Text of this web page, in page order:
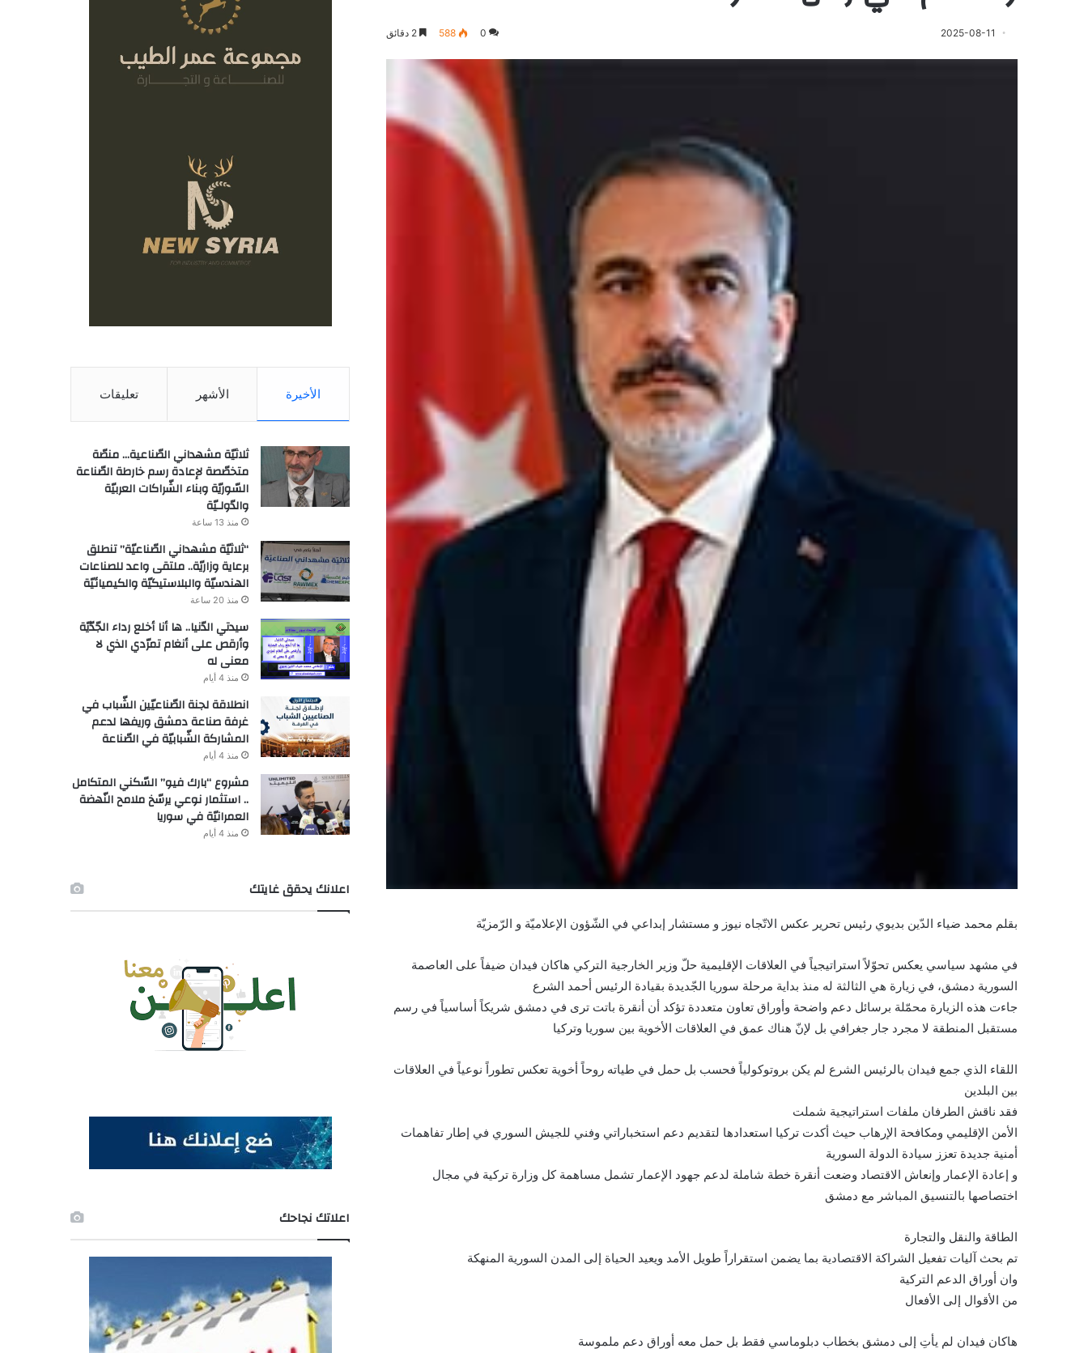
2025-08-11
0
588
بقلم محمد ضياء الدّين بديوي رئيس تحرير عكس الاتّجاه نيوز و مستشار إبداعي في الشّؤون الإعلاميّة و الرّمزيّة
في مشهد سياسي يعكس تحوّلاً استراتيجياً في العلاقات الإقليمية حلّ وزير الخارجية التركي هاكان فيدان ضيفاً على العاصمة
السورية دمشق، في زيارة هي الثالثة له منذ بداية مرحلة سوريا الجّديدة بقيادة الرئيس أحمد الشرع
جاءت هذه الزيارة محمّلة برسائل دعم واضحة وأوراق تعاون متعددة تؤكد أن أنقرة باتت ترى في دمشق شريكاً أساسياً في رسم
مستقبل المنطقة لا مجرد جار جغرافي بل لإنّ هناك عمق في العلاقات الأخوية بين سوريا وتركيا
اللقاء الذي جمع فيدان بالرئيس الشرع لم يكن بروتوكولياً فحسب بل حمل في طياته روحاً أخوية تعكس تطوراً نوعياً في العلاقات
بين البلدين
فقد ناقش الطرفان ملفات استراتيجية شملت
الأمن الإقليمي ومكافحة الإرهاب حيث أكدت تركيا استعدادها لتقديم دعم استخباراتي وفني للجيش السوري في إطار تفاهمات
أمنية جديدة تعزز سيادة الدولة السورية
و إعادة الإعمار وإنعاش الاقتصاد وضعت أنقرة خطة شاملة لدعم جهود الإعمار تشمل مساهمة كل وزارة تركية في مجال
اختصاصها بالتنسيق المباشر مع دمشق
الطاقة والنقل والتجارة
تم بحث آليات تفعيل الشراكة الاقتصادية بما يضمن استقراراً طويل الأمد ويعيد الحياة إلى المدن السورية المنهكة
وان أوراق الدعم التركية
من الأقوال إلى الأفعال
هاكان فيدان لم يأتِ إلى دمشق بخطاب دبلوماسي فقط بل حمل معه أوراق دعم ملموسة
الأخيرة الأشهر تعليقات
ثلاثيّة مشهداني الصّناعية… منصّة
متخصّصة لإعادة رسم خارطة الصّناعة
السّوريّة وبناء الشّراكات العربيّة
والدّولـيّة
منذ 13 ساعة
“ثلاثيّة مشهداني الصّناعيّة” تنطلق
برعاية وزاريّة.. ملتقى واعد للصناعات
الهندسيّة والبلاستيكيّة والكيميائيّة
منذ 20 ساعة
سيدتي الدّنيا.. ها أنا أخلع رداء الجّدّيّة
وأرقص على أنغام تمرّدي الذي لا
معنى له
منذ 4 أيام
انطلاقة لجنة الصّناعيّين الشّباب في
غرفة صناعة دمشق وريفها لدعم
المشاركة الشّبابيّة في الصّناعة
منذ 4 أيام
مشروع “بارك فيو” السّكني المتكامل
.. استثمار نوعي يرسّخ ملامح النّهضة
العمرانيّة في سوريا
منذ 4 أيام
اعلانك يحقق غايتك
اعلاتك نجاحك